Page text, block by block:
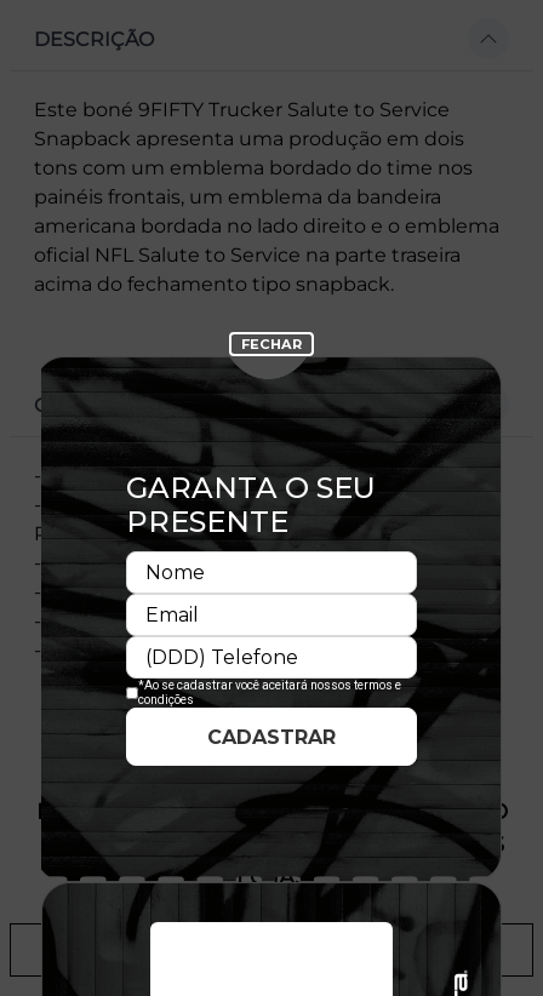
DESCRIÇÃO
Este boné 9FIFTY Trucker Salute to Service
Snapback apresenta uma produção em dois
tons com um emblema bordado do time nos
painéis frontais, um emblema da bandeira
americana bordada no lado direito e o emblema
oficial NFL Salute to Service na parte traseira
acima do fechamento tipo snapback.
CARACTERÍSTICAS
- Aba Reta
- Fechamento Tipo Snapback Para Ajuste
Perfeito
- Copa Alta E Larga
- Painéis Frontais Estruturados
- Licença Oficial
- Importado
PRODUTO SEM ESTOQUE DÍSPONÍVEL NO
SITE, CONSULTE A DISPONIBILIDADE NAS
LOJAS
ADICIONAR A LISTA DE DESEJOS